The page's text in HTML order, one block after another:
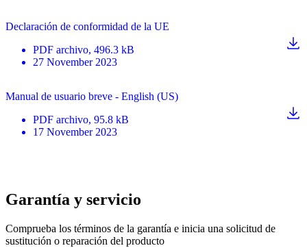
Declaración de conformidad de la UE
PDF archivo, 496.3 kB
27 November 2023
Manual de usuario breve - English (US)
PDF archivo, 95.8 kB
17 November 2023
Garantía y servicio
Comprueba los términos de la garantía e inicia una solicitud de
sustitución o reparación del producto